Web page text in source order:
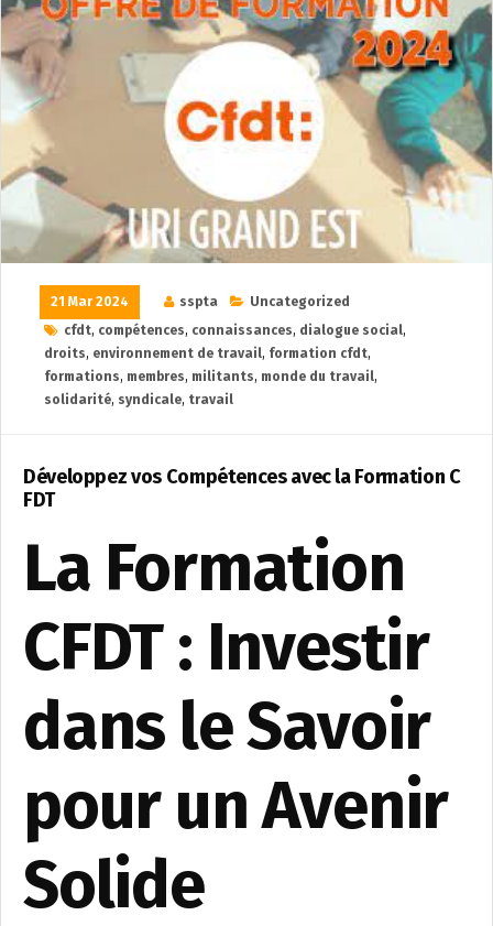
21 Mar 2024 sspta
Uncategorized
cfdt, compétences, connaissances, dialogue social,
droits, environnement de travail, formation cfdt,
formations, membres, militants, monde du travail,
solidarité, syndicale, travail
Développez vos Compétences avec la Formation C
FDT
La Formation
CFDT : Investir
dans le Savoir
pour un Avenir
Solide